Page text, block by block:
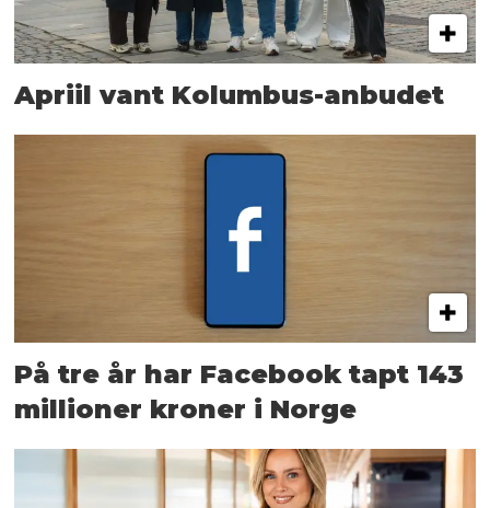
Apriil vant Kolumbus-anbudet
På tre år har Facebook tapt 143
millioner kroner i Norge